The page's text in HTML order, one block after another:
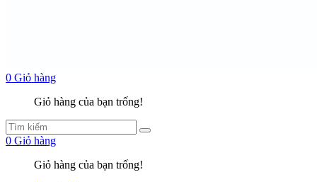
0 Giỏ hàng
Giỏ hàng của bạn trống!
0 Giỏ hàng
Giỏ hàng của bạn trống!